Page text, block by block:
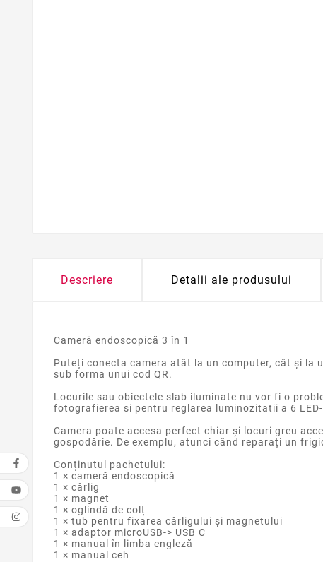
Descriere Detalii ale produsului
Cameră endoscopică 3 în 1
Puteți conecta camera atât la un computer, cât și la
sub forma unui cod QR.
Locurile sau obiectele slab iluminate nu vor fi o
fotografierea si pentru reglarea luminozitatii a 6
Camera poate accesa perfect chiar și locuri greu
gospodărie. De exemplu, atunci când reparați un
Conținutul pachetului:
1 × cameră endoscopică
1 × cârlig
1 × magnet
1 × oglindă de colț
1 × tub pentru fixarea cârligului și magnetului
1 × adaptor microUSB-> USB C
1 × manual în limba engleză
1 × manual ceh